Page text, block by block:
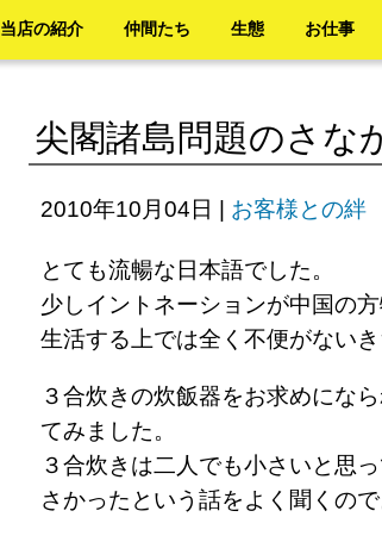
当店の紹介 仲間たち 生態 お仕事
尖閣諸島問題のさな
2010年10月04日 お客様との絆
とても流暢な日本語でした。
少しイントネーションが中国の
生活する上では全く不便がない
３合炊きの炊飯器をお求めにな
てみました。
３合炊きは二人でも小さいと思
さかったという話をよく聞くの